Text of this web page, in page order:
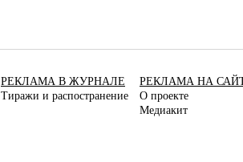
РЕКЛАМА В ЖУРНАЛЕ
Тиражи и распостранение
РЕКЛАМА НА
О проекте
Медиакит